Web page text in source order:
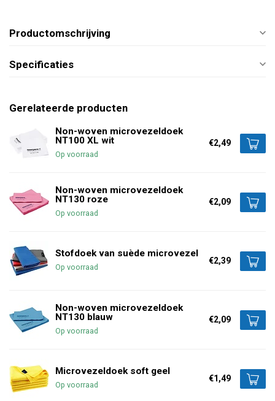
Productomschrijving
Specificaties
Gerelateerde producten
Non-woven microvezeldoek
NT100 XL wit
Op voorraad
€2,49
Non-woven microvezeldoek
NT130 roze
Op voorraad
€2,09
Stofdoek van suède microvezel
Op voorraad
€2,39
Non-woven microvezeldoek
NT130 blauw
Op voorraad
€2,09
Microvezeldoek soft geel
Op voorraad
€1,49